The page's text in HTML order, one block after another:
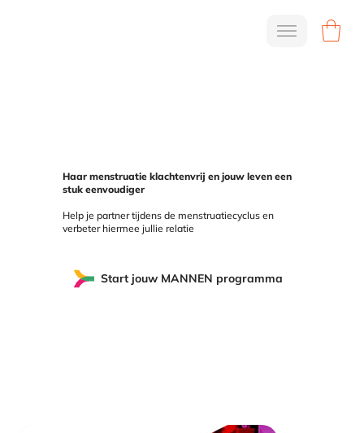
Haar menstruatie klachtenvrij en jouw leven een
stuk eenvoudiger
Help je partner tijdens de menstruatiecyclus en
verbeter hiermee jullie relatie
Start jouw MANNEN programma